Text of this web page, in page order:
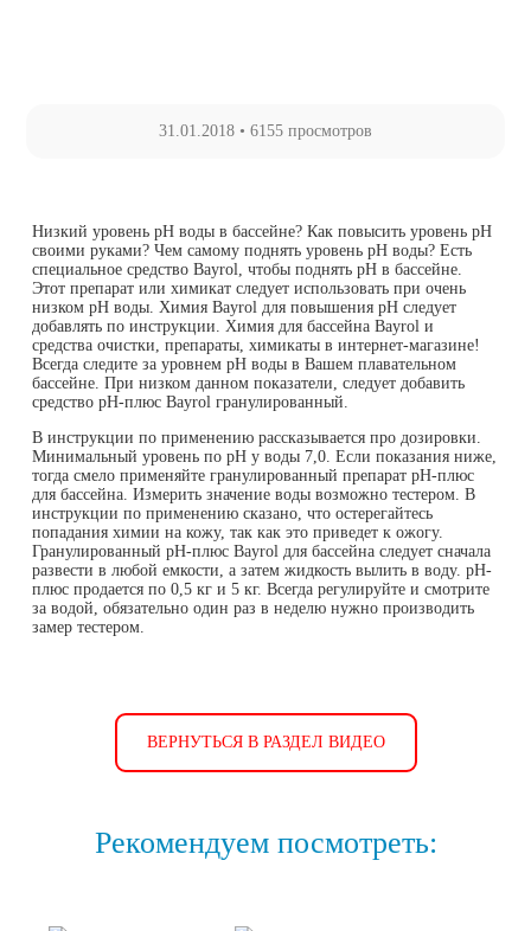
31.01.2018 • 6155 просмотров
Низкий уровень рН воды в бассейне? Как повысить уровень рН
своими руками? Чем самому поднять уровень рН воды? Есть
специальное средство Bayrol, чтобы поднять рН в бассейне.
Этот препарат или химикат следует использовать при очень
низком рН воды. Химия Bayrol для повышения рН следует
добавлять по инструкции. Химия для бассейна Bayrol и
средства очистки, препараты, химикаты в интернет-магазине!
Всегда следите за уровнем рН воды в Вашем плавательном
бассейне. При низком данном показатели, следует добавить
средство рН-плюс Bayrol гранулированный.
В инструкции по применению рассказывается про дозировки.
Минимальный уровень по рН у воды 7,0. Если показания ниже,
тогда смело применяйте гранулированный препарат рН-плюс
для бассейна. Измерить значение воды возможно тестером. В
инструкции по применению сказано, что остерегайтесь
попадания химии на кожу, так как это приведет к ожогу.
Гранулированный рН-плюс Bayrol для бассейна следует сначала
развести в любой емкости, а затем жидкость вылить в воду. рН-
плюс продается по 0,5 кг и 5 кг. Всегда регулируйте и смотрите
за водой, обязательно один раз в неделю нужно производить
замер тестером.
ВЕРНУТЬСЯ В РАЗДЕЛ ВИДЕО
Рекомендуем посмотреть: